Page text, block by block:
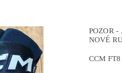
POZOR
NOVÉ
CCM